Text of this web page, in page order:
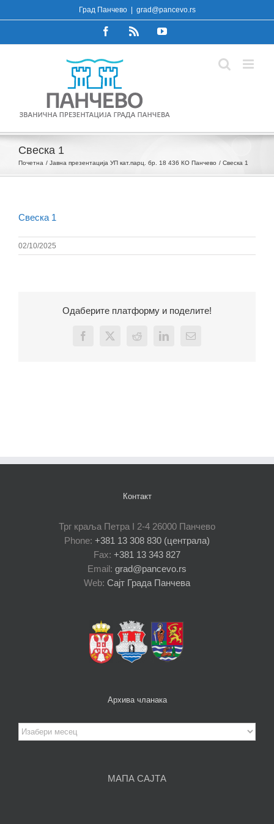
to
Град Панчево grad@pancevo.rs
FacebookRss YouTube
Свеска 1
Почетна Јавна презентација УП кат.парц. бр. 18 436 КО Панчево Свеска 1
Свеска 1
02/10/2025
Одаберите платформу и поделите!
Facebook
X Reddit LinkedInEmail
Контакт
Трг краља Петра I 2-4 26000 Панчево
Phone: +381 13 308 830 (централа)
Fax: +381 13 343 827
Email: grad@pancevo.rs
Web: Сајт Града Панчева
Архива чланака
Архива
чланака
МАПА САЈТА